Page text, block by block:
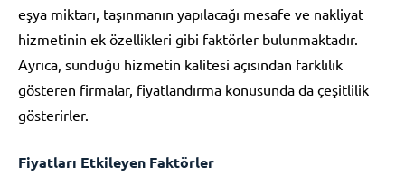
eşya miktarı, taşınmanın yapılacağı mesafe ve nakliyat
hizmetinin ek özellikleri gibi faktörler bulunmaktadır.
Ayrıca, sunduğu hizmetin kalitesi açısından farklılık
gösteren firmalar, fiyatlandırma konusunda da çeşitlilik
gösterirler.
Fiyatları Etkileyen Faktörler